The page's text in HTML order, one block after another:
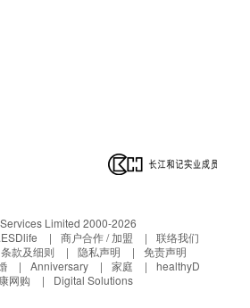
Limited 2000-2026
商户合作 / 加盟
联络我们
条款及细则 隐私声明
免责声明
Anniversary 家庭
healthyD
网购
Digital Solutions